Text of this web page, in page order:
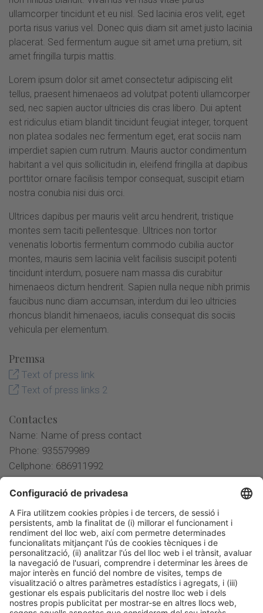
ullamcorper tincidunt et eu nisl. Sed lacinia eros velit, eget
porta risus varius vel. Donec quis diam sit amet justo lacinia
placerat. Sed fermentum augue sit amet urna pretium, sit
amet fringilla turpis mattis.
Lorem ipsum dolor sit amet consectetur adipiscing elit
tellus, praesent himenaeos ad volutpat potenti ullamcorper
sed, nec sapien auctor ultricies dis cras libero. Dui aptent
est ridiculus etiam blandit tincidunt feugiat integer, torquent
non platea sodales nec fermentum eget, erat sociis nam
imperdiet sapien cum rutrum. Mauris auctor condimentum
habitant a vel quis sollicitudin in, eleifend fringilla at dapibus
porttitor ornare facilisis tempor consequat, suscipit etiam
nostra conubia nisi duis orci.
Ultrices dapibus per mauris velit arcu hendrerit, tristique
montes sem taciti pellentesque. Ultrices non tortor
venenatis lobortis fermentum commodo cubilia auctor
montes, mauris sem lacinia velit facilisis suscipit potenti
tincidunt interdum, posuere nam massa dis curabitur
himenaeos dictum hendrerit. Sapien nulla neque nibh primis
faucibus nunc diam accumsan, interdum dui leo ultricies
rhoncus blandit himenaeos, iaculis consequat dis sociis
vehicula per elementum.
Premsa
Text of press link
Text of press links 2
Contactes
Name: Name of press contact
Phone: 935579989
Cellphone: 686911992
Email:info@firabarcelona.com
Company: Company name
Name: Another contact
Phone: 935579988
Cellphone: 686911993
Email:info@firabarcelona.com
Company: Another company name